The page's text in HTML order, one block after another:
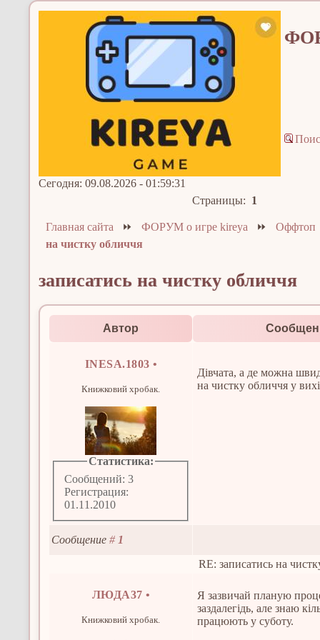
Сегодня: 09.08.2026 - 01:59:31
Страницы: 1
Главная сайта ⏩ФОРУМ о игре kireya ⏩Оффтоп
на чистку обличчя
записатись на чистку обличчя
Автор
INESA.1803 •
Книжковий хробак.
Статистика:
Сообщений: 3
Регистрация:
01.11.2010
Дівчата, а де можна
на чистку обличчя у
Сообщение# 1
RE: записатись на
ЛЮДА37 •
Книжковий хробак.
Я зазвичай планую
заздалегідь, але знаю
працюють у суботу.